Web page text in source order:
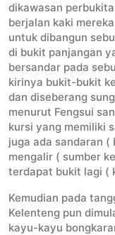
dikawasan
berjalan kaki
untuk dibangun
di bukit panjangan
bersandar pada
kirinya bukit-bukit
dan diseberang
menurut Fengsui
kursi yang memiliki
juga ada sandaran
mengalir ( sumber
terdapat bukit lagi (
Kemudian pada
Kelenteng pun
kayu-kayu